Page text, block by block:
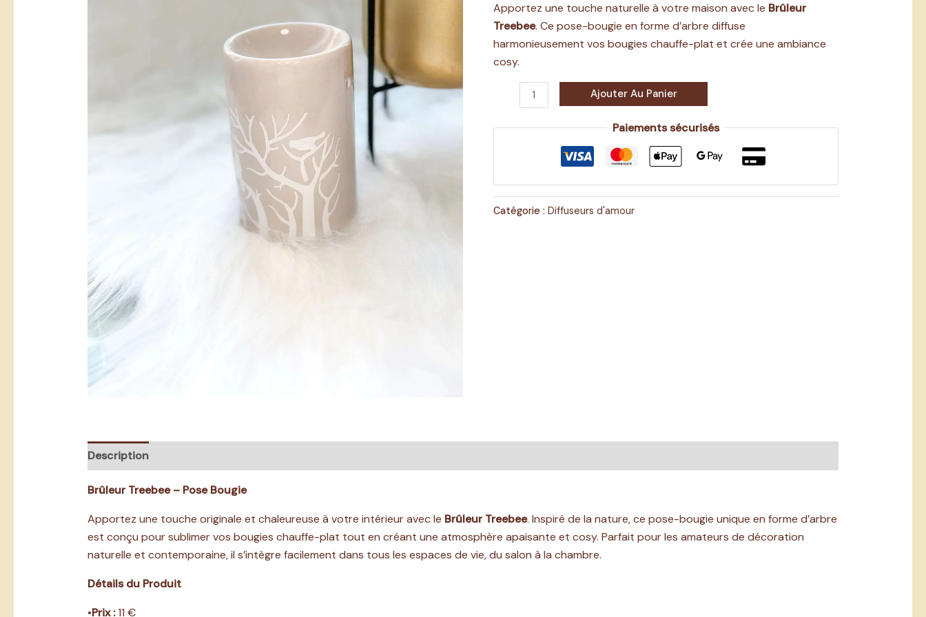
Apportez une touche naturelle à votre maison avec le Brûleur
Treebee. Ce pose-bougie en forme d’arbre diffuse
harmonieusement vos bougies chauffe-plat et crée une ambiance
cosy.
Ajouter Au Panier
Paiements sécurisés
Catégorie : Diffuseurs d'amour
Description
Brûleur Treebee – Pose Bougie
Apportez une touche originale et chaleureuse à votre intérieur avec le Brûleur Treebee. Inspiré de la nature, ce pose-bougie unique en forme d’arbre
est conçu pour sublimer vos bougies chauffe-plat tout en créant une atmosphère apaisante et cosy. Parfait pour les amateurs de décoration
naturelle et contemporaine, il s’intègre facilement dans tous les espaces de vie, du salon à la chambre.
Détails du Produit
•Prix :11 €